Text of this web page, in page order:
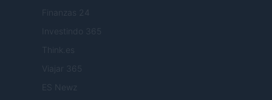
Finanzas 24
Investindo 365
Think.es
Viajar 365
ES Newz